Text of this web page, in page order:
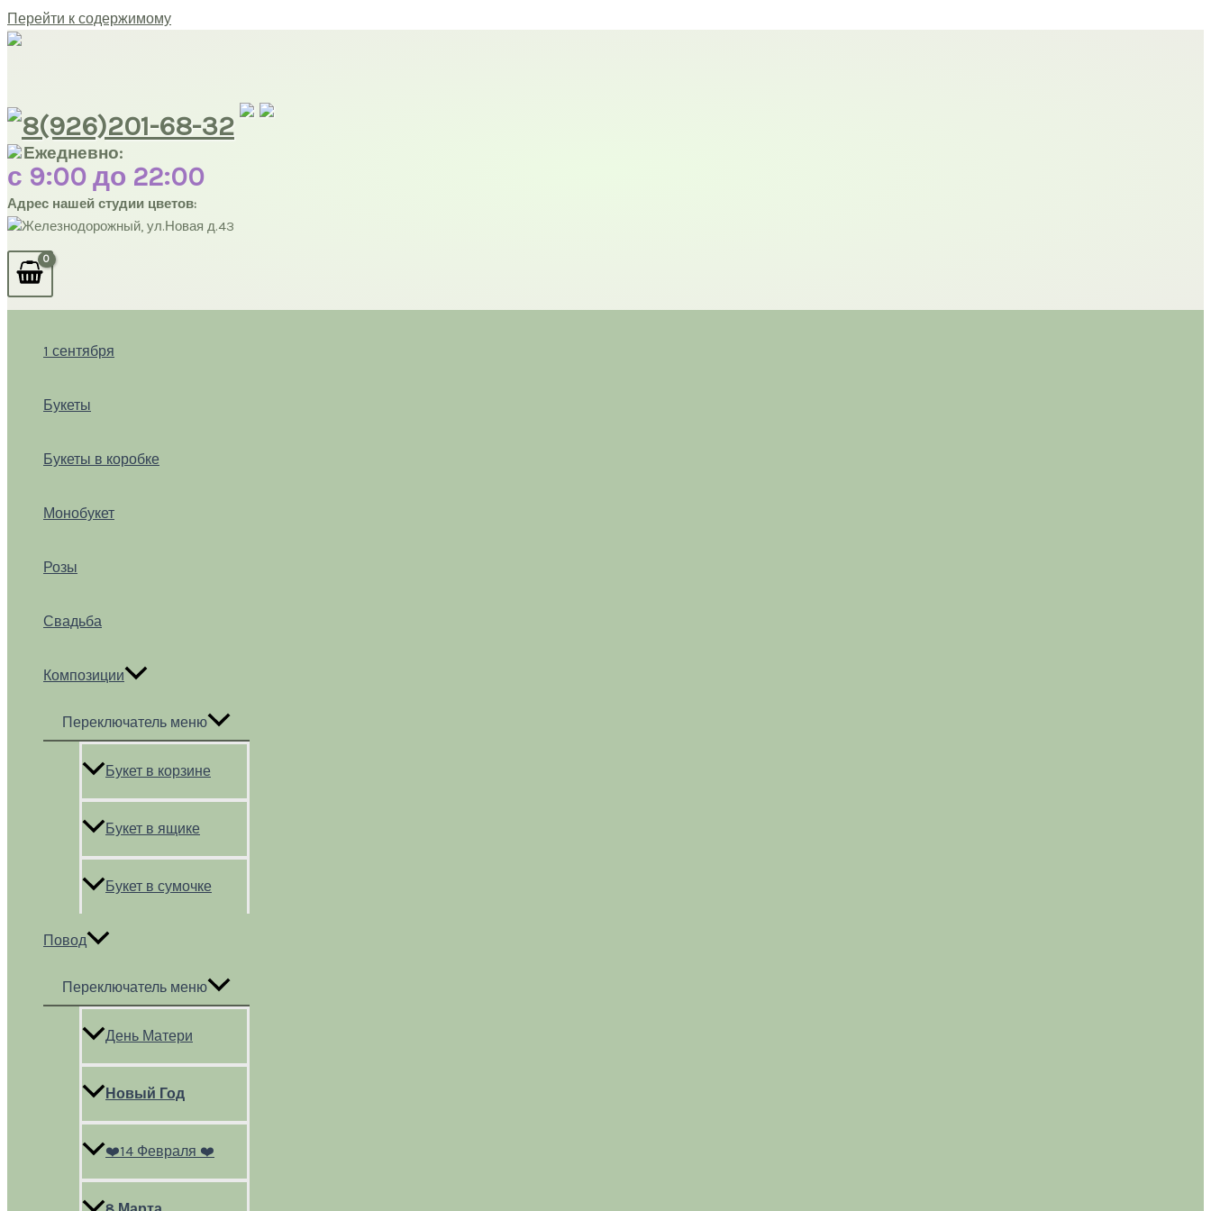
Перейти к содержимому
8(926)201-68-32
Ежедневно:
с 9:00 до 22:00
Адрес нашей студии цветов:
Железнодорожный, ул.Новая д.43
1 сентября
Букеты
Букеты в коробке
Монобукет
Розы
Свадьба
Композиции
Переключатель меню
Букет в корзине
Букет в ящике
Букет в сумочке
Повод
Переключатель меню
День Матери
Новый Год
❤️14 Февраля ❤️